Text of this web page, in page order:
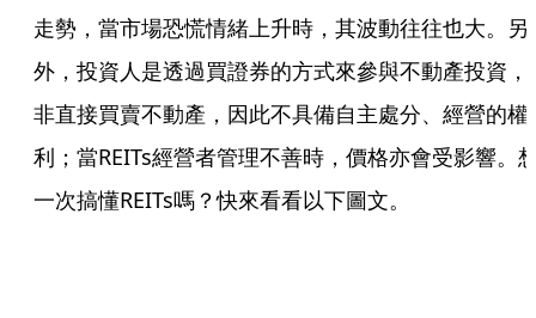
走勢，當市場恐慌情緒上升時，其波動往往也大。另
外，投資人是透過買證券的方式來參與不動產投資，
非直接買賣不動產，因此不具備自主處分、經營的權
利；當REITs經營者管理不善時，價格亦會受影響。
一次搞懂REITs嗎？快來看看以下圖文。